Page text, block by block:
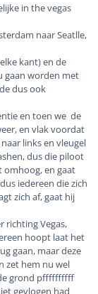
in the vegas
naar Seatlle,
kant) en de
gaan worden met
dus ook
en toen we de
en vlak voordat
links en vleugel
dus die piloot
en gaat
iedereen die zich
zich af, gaat hij
richting Vegas,
hoopt laat het
gaan, maar deze
zet hem nu wel
grond pffffffffff
gevlogen had